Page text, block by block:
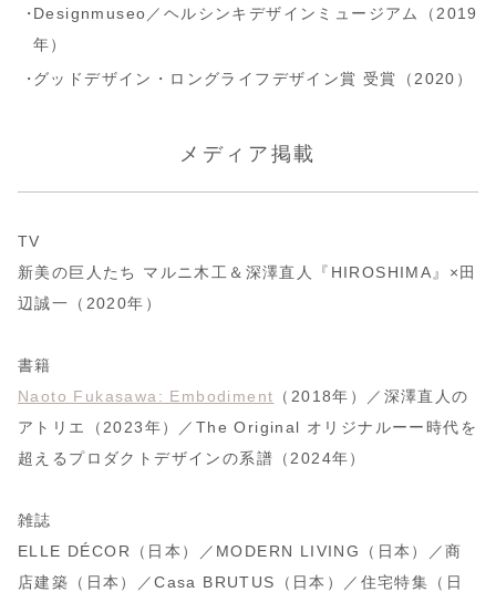
Designmuseo／ヘルシンキデザインミュージアム（2019
年）
グッドデザイン・ロングライフデザイン賞 受賞（2020）
メディア掲載
TV
新美の巨人たち マルニ木工＆深澤直人『HIROSHIMA』×田
辺誠一（2020年）
書籍
Naoto Fukasawa: Embodiment （2018年）／深澤直人の
アトリエ（2023年）／The Original オリジナルーー時代を
超えるプロダクトデザインの系譜（2024年）
雑誌
ELLE DÉCOR（日本）／MODERN LIVING（日本）／商
店建築（日本）／Casa BRUTUS（日本）／住宅特集（日